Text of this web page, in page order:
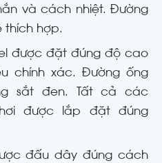
và cách nhiệt. Đường
thích hợp.
được đặt đúng độ cao
chính xác. Đường ống
sắt đen. Tất cả các
được lắp đặt đúng
đấu dây đúng cách